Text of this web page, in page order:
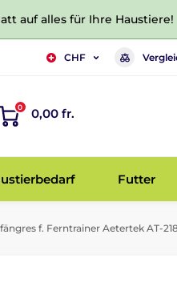
auf alles für Ihre Haustiere!
CHF
0 0,00 fr.
Futter
f. Ferntrainer Aetertek AT-